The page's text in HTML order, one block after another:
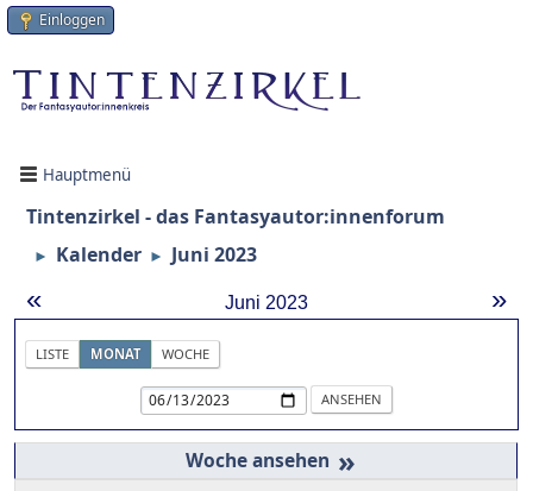
Einloggen
Hauptmenü
Tintenzirkel - das Fantasyautor:innenforum
► Kalender ► Juni 2023
« »
Juni 2023
LISTE MONAT WOCHE
»